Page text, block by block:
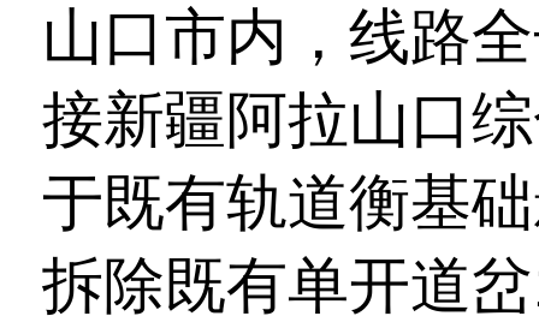
山口市内，线路
接新疆阿拉山口
于既有轨道衡基
拆除既有单开道